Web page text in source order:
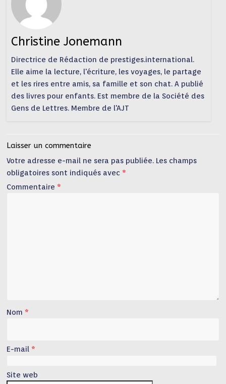
Christine Jonemann
Directrice de Rédaction de prestiges.international.
Elle aime la lecture, l'écriture, les voyages, le partage
et les rires entre amis, sa famille et son chat. A publié
des livres pour enfants. Est membre de la Société des
Gens de Lettres. Membre de l'AJT
Laisser un commentaire
Votre adresse e-mail ne sera pas publiée. Les champs
obligatoires sont indiqués avec *
Commentaire *
Nom *
E-mail *
Site web